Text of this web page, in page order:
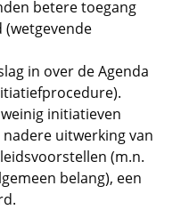
betere toegang
(wetgevende
in over de Agenda
initiatieven
uitwerking van
(m.n.
belang), een